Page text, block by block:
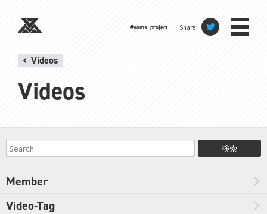
#voms_project Share
Videos
Videos
検索
Member
Video-Tag